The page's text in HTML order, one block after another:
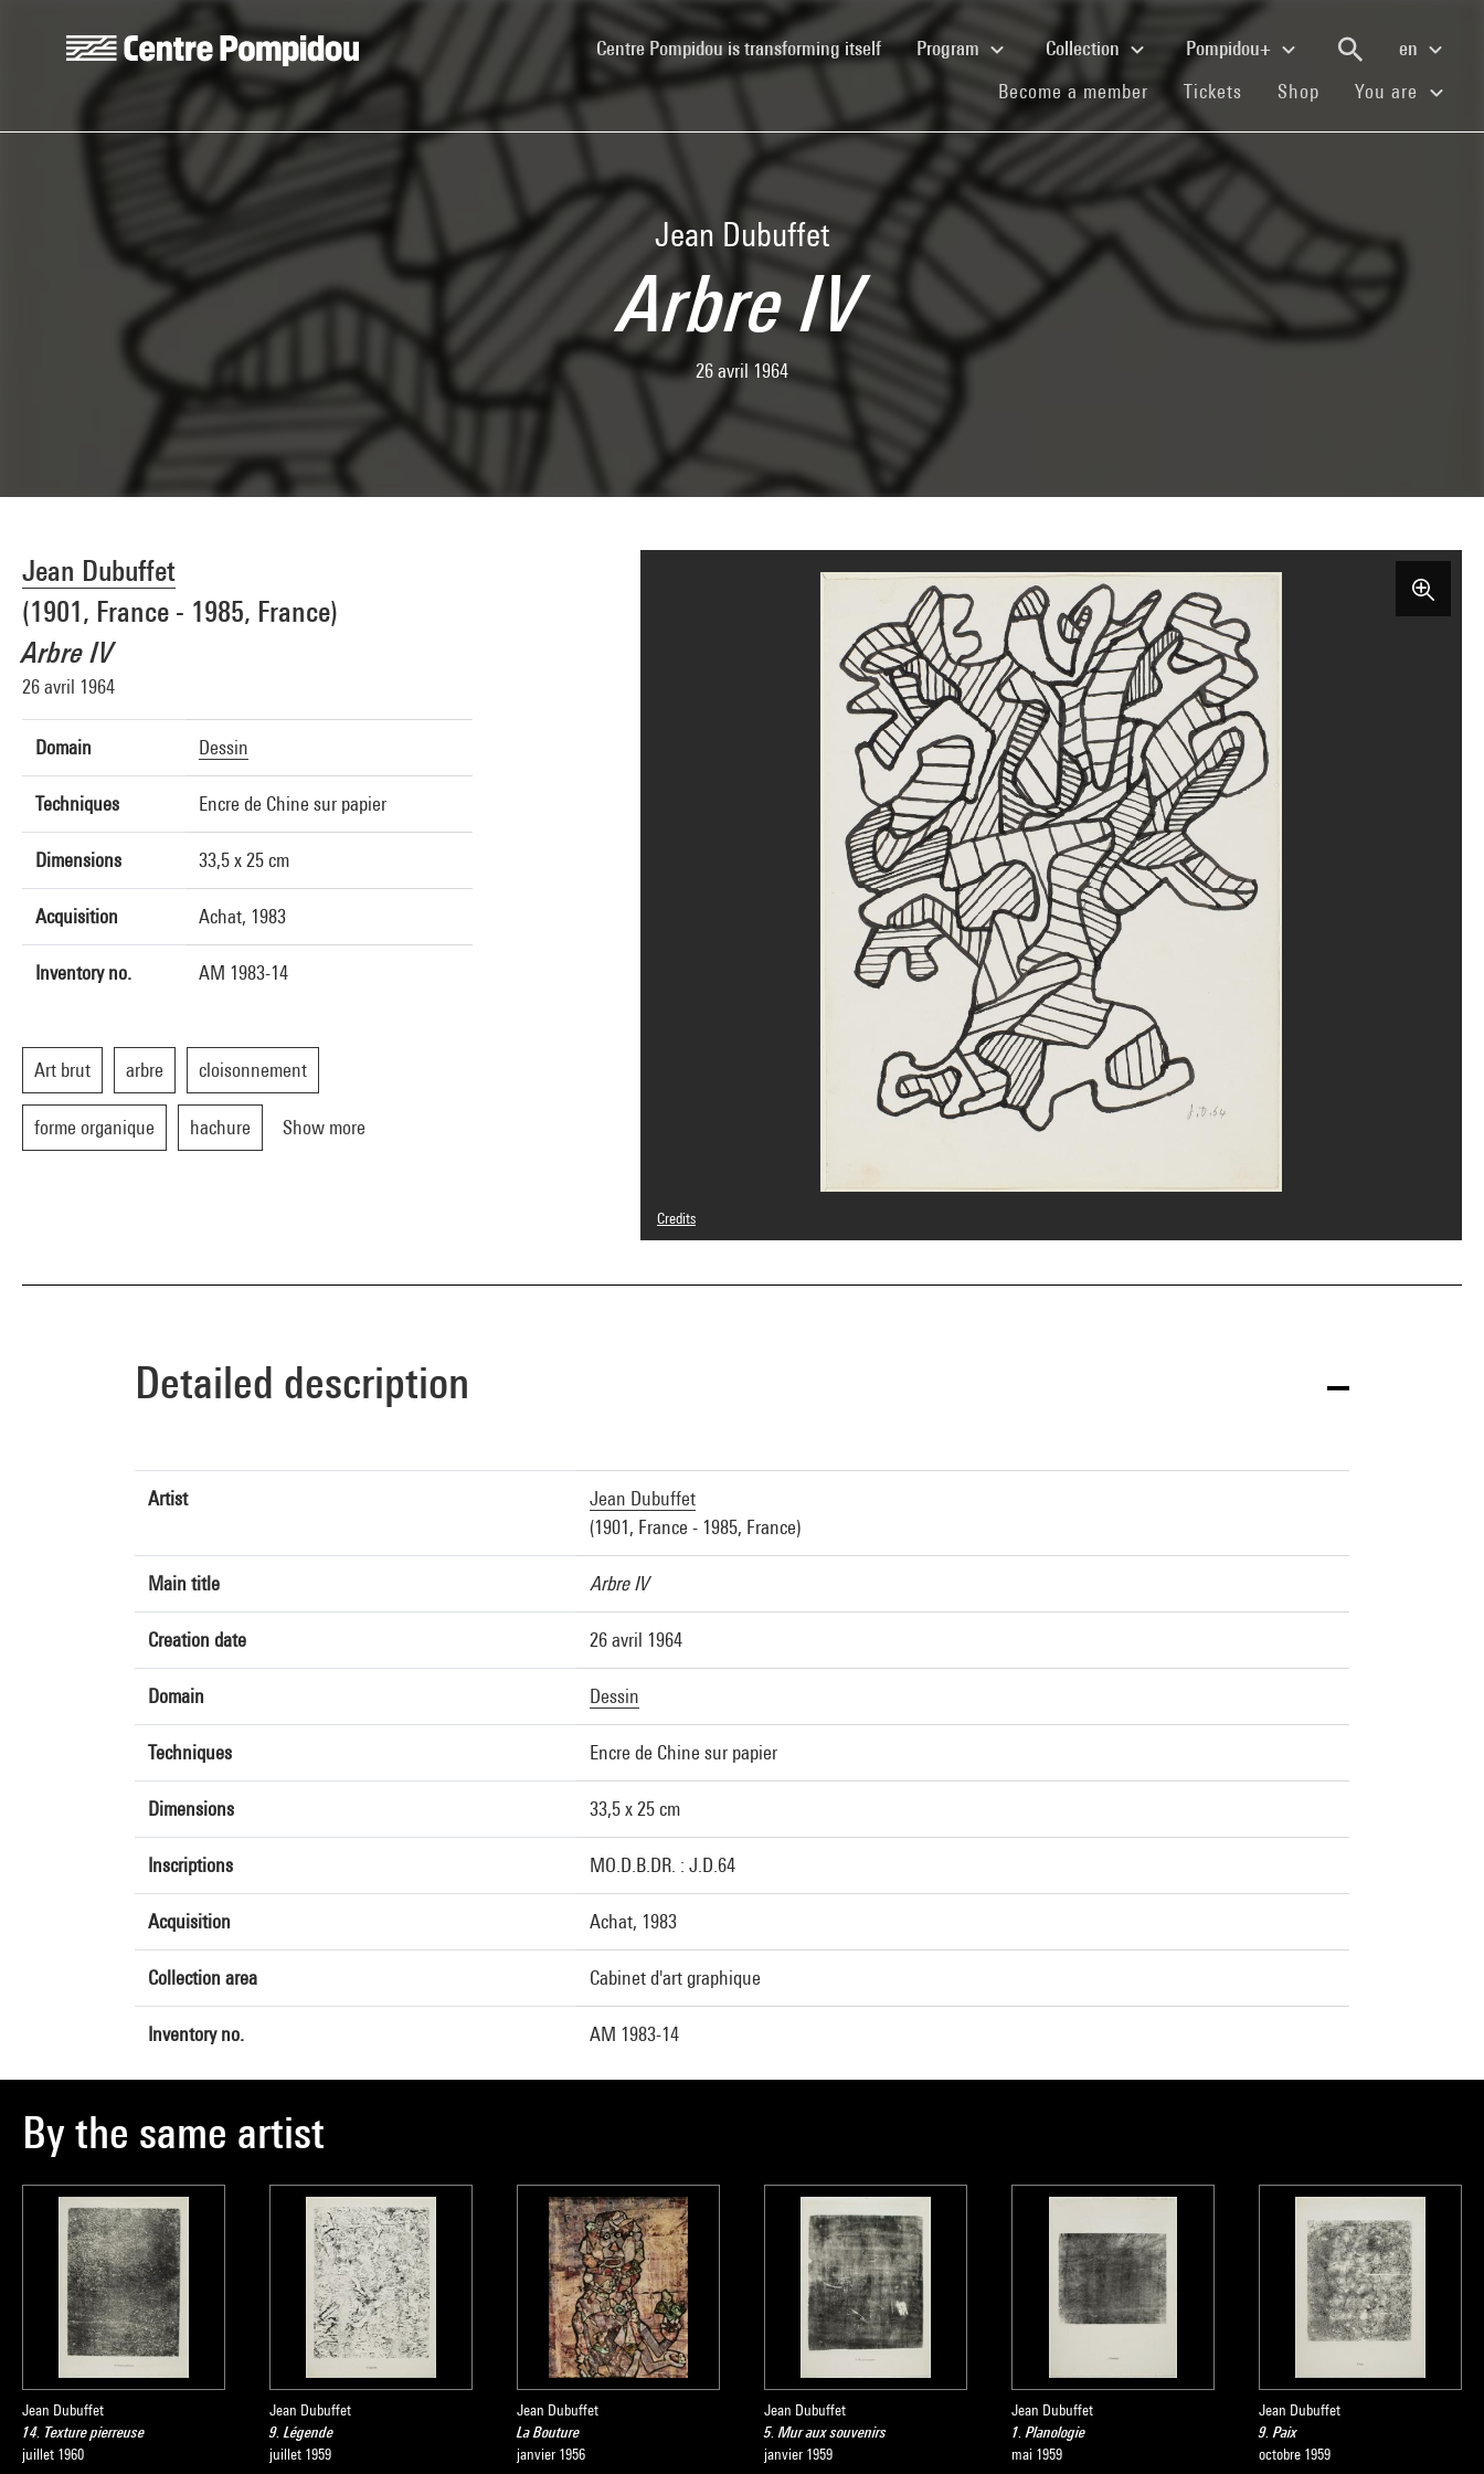
Centre Pompidou
Centre Pompidou is transforming itself(current)Program Collection Pompidou+
en
Become a member (current)
Tickets (current)
Shop (current)You are
Jean Dubuffet
Arbre IV
26 avril 1964
Jean Dubuffet
(1901, France - 1985, France)
Arbre IV
26 avril 1964
Domain Dessin
Techniques Encre de Chine sur papier
Dimensions 33,5 x 25 cm
Acquisition Achat, 1983
Inventory no. AM 1983-14
Art brut arbre cloisonnement
forme organique hachure Show more
Credits
© Adagp, Paris
Image reference : 4N54085
Detailed description
Artist
Jean Dubuffet
(1901, France - 1985, France)
Main title Arbre IV
Creation date 26 avril 1964
Domain Dessin
Techniques Encre de Chine sur papier
Dimensions 33,5 x 25 cm
Inscriptions MO.D.B.DR. : J.D.64
Acquisition Achat, 1983
Collection area Cabinet d'art graphique
Inventory no. AM 1983-14
By the same artist
Jean Dubuffet
14. Texture pierreuse
juillet 1960
Jean Dubuffet
9. Légende
juillet 1959
Jean Dubuffet
La Bouture
janvier 1956
Jean Dubuffet
5. Mur aux souvenirs
janvier 1959
Jean Dubuffet
1. Planologie
mai 1959
Jean Dubuffet
9. Paix
octobre 1959